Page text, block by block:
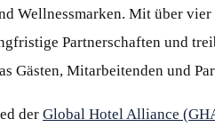
Wellnessmarken. Mit über
Partnerschaften und
Gästen, Mitarbeitenden und
der Global Hotel Alliance